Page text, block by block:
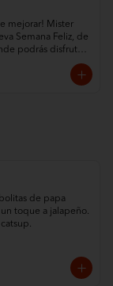
mejorar! Mister
Semana Feliz, de
podrás disfrutar
de Pepperoni por
todo el día,
que cerramos.
de papa
toque a jalapeño.